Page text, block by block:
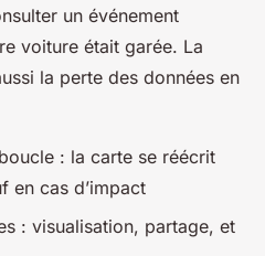
un événement
voiture était garée. La
la perte des données en
: la carte se réécrit
en cas d’impact
: visualisation, partage, et